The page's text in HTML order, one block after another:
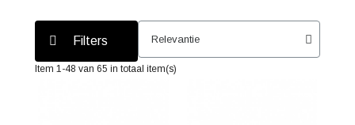
Filters
Item 1-48 van 65 in totaal item(s)